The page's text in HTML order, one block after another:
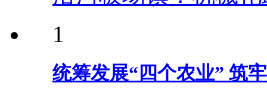
1
统筹发展“四个农业” 筑